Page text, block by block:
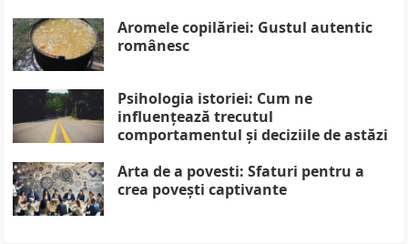
Aromele copilăriei: Gustul autentic
românesc
Psihologia istoriei: Cum ne
influențează trecutul
comportamentul și deciziile de astăzi
Arta de a povesti: Sfaturi pentru a
crea povești captivante